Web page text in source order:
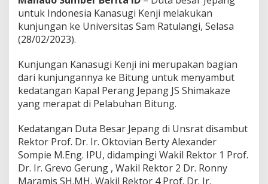
a
t
,
t
o
r
S
o
p
i
:
K
untuk Indonesia Kanasugi Kenji melakukan
kunjungan ke Universitas Sam Ratulangi, Selasa
(28/02/2023).
Kunjungan Kanasugi Kenji ini merupakan bagian
dari kunjungannya ke Bitung untuk menyambut
kedatangan Kapal Perang Jepang JS Shimakaze
yang merapat di Pelabuhan Bitung.
Kedatangan Duta Besar Jepang di Unsrat disambut
Rektor Prof. Dr. Ir. Oktovian Berty Alexander
Sompie M.Eng. IPU, didampingi Wakil Rektor 1 Prof.
Dr. Ir. Grevo Gerung , Wakil Rektor 2 Dr. Ronny
Maramis SH.MH, Wakil Rektor 4 Prof. Dr. Ir.